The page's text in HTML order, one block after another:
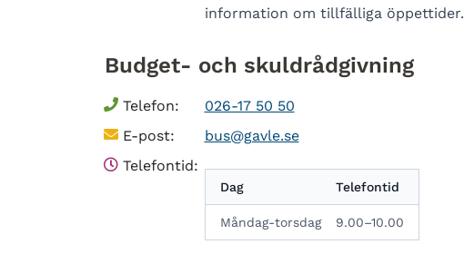
information om tillfälliga öppettider.
Budget- och skuldrådgivning
Telefon:
026-17 50 50
E-post:
bus@gavle.se
Telefontid:
Dag Telefontid
Måndag-torsdag 9.00–10.00